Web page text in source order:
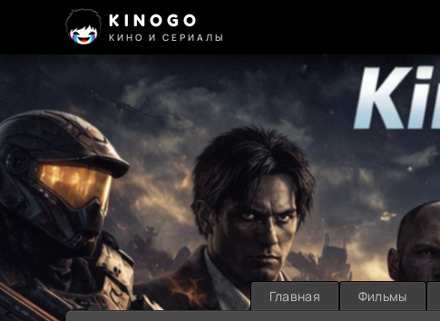
KINOGO
КИНО И СЕРИАЛЫ
Главная Фильмы